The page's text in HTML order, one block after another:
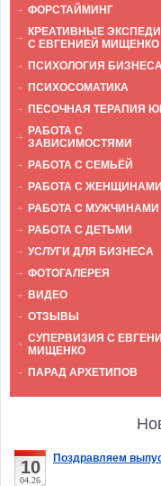
ФОРСТАЙМИНГ
КРЕАТИВНЫЕ
С ЕВГЕНИЕЙ МИЩЕНКО
ПСИХОЛОГИЯ
ПСИХОСОМАТИКА
ПЕСОЧНАЯ ТЕРАПИЯ
РАБОТА С
ЗАВИСИМОСТЯМИ
РАБОТА С СЕМЬЁЙ
РАБОТА С ЖЕНЩИНАМИ
РАБОТА С МУЖЧИНАМИ
РАБОТА С ДЕТЬМИ
УСЛУГИ ДЛЯ БИЗНЕСА
ФОТОГАЛЕРЕЯ
ВИДЕО
ОТЗЫВЫ
СУПЕРВИЗИЯ С
МИЩЕНКО
ПАРАД АРХЕТИПОВ
Поздравляем
10
04.26